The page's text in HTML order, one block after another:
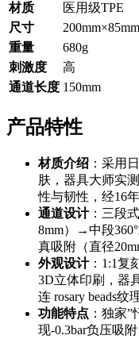
材质
医用级TPE
尺寸
200mm×85mm
重量
680g
刺激度
高
通道长度 150mm
产品特性
材质介绍 ：采用
肤，器具大师实
性与韧性，经16
通道设计：三段
8mm）→中段
真吸附（直径
外观设计：1:1复
3D立体印刷，器
连 rosary beads纹
功能特点 ：独家
现-0.3bar负压吸